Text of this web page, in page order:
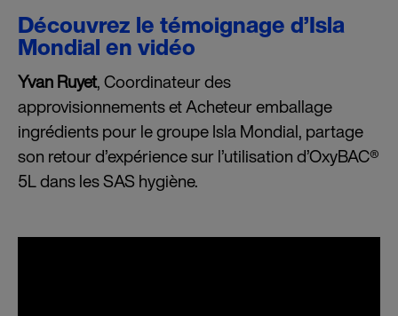
Découvrez le témoignage d’Isla
Mondial en vidéo
Yvan Ruyet, Coordinateur des
approvisionnements et Acheteur emballage
ingrédients pour le groupe Isla Mondial, partage
son retour d’expérience sur l’utilisation d’OxyBAC®
5L dans les SAS hygiène.